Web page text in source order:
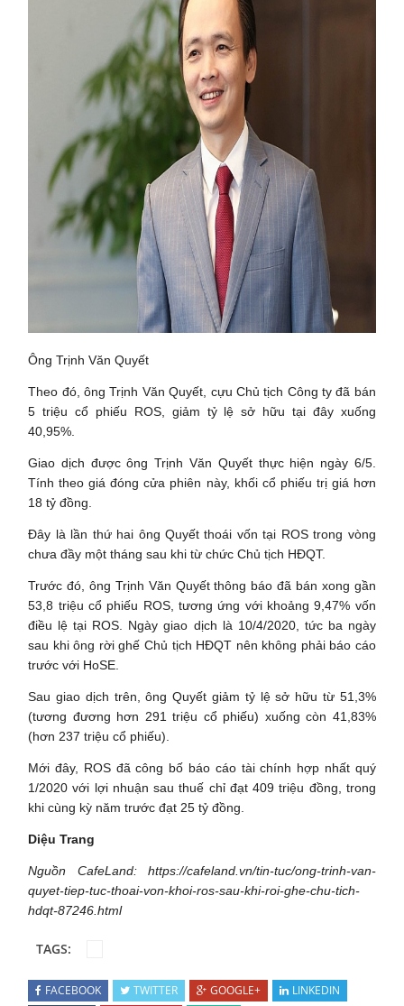
Ông Trịnh Văn Quyết
Theo đó, ông Trịnh Văn Quyết, cựu Chủ tịch Công ty đã bán
5 triệu cổ phiếu ROS, giảm tỷ lệ sở hữu tại đây xuống
40,95%.
Giao dịch được ông Trịnh Văn Quyết thực hiện ngày 6/5.
Tính theo giá đóng cửa phiên này, khối cổ phiếu trị giá hơn
18 tỷ đồng.
Đây là lần thứ hai ông Quyết thoái vốn tại ROS trong vòng
chưa đầy một tháng sau khi từ chức Chủ tịch HĐQT.
Trước đó, ông Trịnh Văn Quyết thông báo đã bán xong gần
53,8 triệu cổ phiếu ROS, tương ứng với khoảng 9,47% vốn
điều lệ tại ROS. Ngày giao dịch là 10/4/2020, tức ba ngày
sau khi ông rời ghế Chủ tịch HĐQT nên không phải báo cáo
trước với HoSE.
Sau giao dịch trên, ông Quyết giảm tỷ lệ sở hữu từ 51,3%
(tương đương hơn 291 triệu cổ phiếu) xuống còn 41,83%
(hơn 237 triệu cổ phiếu).
Mới đây, ROS đã công bố báo cáo tài chính hợp nhất quý
1/2020 với lợi nhuận sau thuế chỉ đạt 409 triệu đồng, trong
khi cùng kỳ năm trước đạt 25 tỷ đồng.
Diệu Trang
Nguồn CafeLand: https://cafeland.vn/tin-tuc/ong-trinh-van-
quyet-tiep-tuc-thoai-von-khoi-ros-sau-khi-roi-ghe-chu-tich-
hdqt-87246.html
TAGS:
FACEBOOK TWITTER GOOGLE+
LINKEDIN